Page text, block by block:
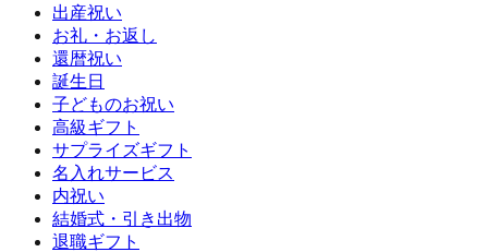
出産祝い
お礼・お返し
還暦祝い
誕生日
子どものお祝い
高級ギフト
サプライズギフト
名入れサービス
内祝い
結婚式・引き出物
退職ギフト